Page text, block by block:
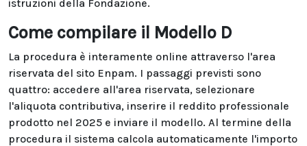
istruzioni della Fondazione.
Come compilare il Modello D
La procedura è interamente online attraverso l'area
riservata del sito Enpam. I passaggi previsti sono
quattro: accedere all'area riservata, selezionare
l'aliquota contributiva, inserire il reddito professionale
prodotto nel 2025 e inviare il modello. Al termine della
procedura il sistema calcola automaticamente l'importo